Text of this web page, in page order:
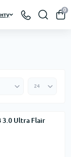
0
3.0 Ultra Flair